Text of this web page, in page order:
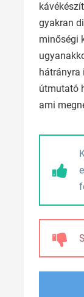
gyakran
minőségi
hátrányra
útmutató
ami